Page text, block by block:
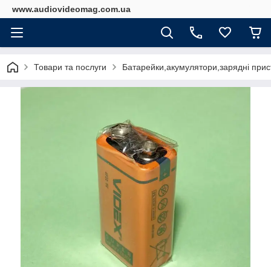
www.audiovideomag.com.ua
Товари та послуги Батарейки,акумулятори,зарядні